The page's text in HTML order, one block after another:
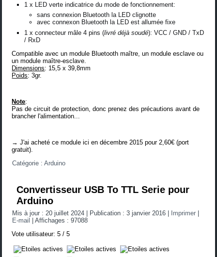
1 x LED verte indicatrice du mode de fonctionnement:
sans connexion Bluetooth la LED clignotte
avec connexon Bluetooth la LED est allumée fixe
1 x connecteur mâle 4 pins (livré déjà soudé): VCC / GND / TxD
/ RxD
Compatible avec un module Bluetooth maître, un module esclave ou
un module maître-esclave.
Dimensions: 15,5 x 39,8mm
Poids: 3gr.
Note:
Pas de circuit de protection, donc prenez des précautions avant de
brancher l'alimentation...
→ J'ai acheté ce moduleici en décembre 2015 pour 2,60€ (port
gratuit).
Catégorie :Arduino
Convertisseur USB To TTL Serie pour
Arduino
Mis à jour : 20 juillet 2024 | Publication : 3 janvier 2016 | Imprimer |
E-mail |Affichages : 97088
Vote utilisateur:5 /5